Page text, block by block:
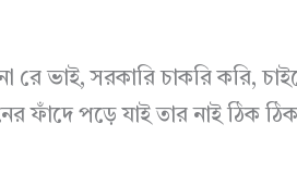
ভাই, সরকারি চাকরি করি,
পড়ে যাই তার নাই ঠিক